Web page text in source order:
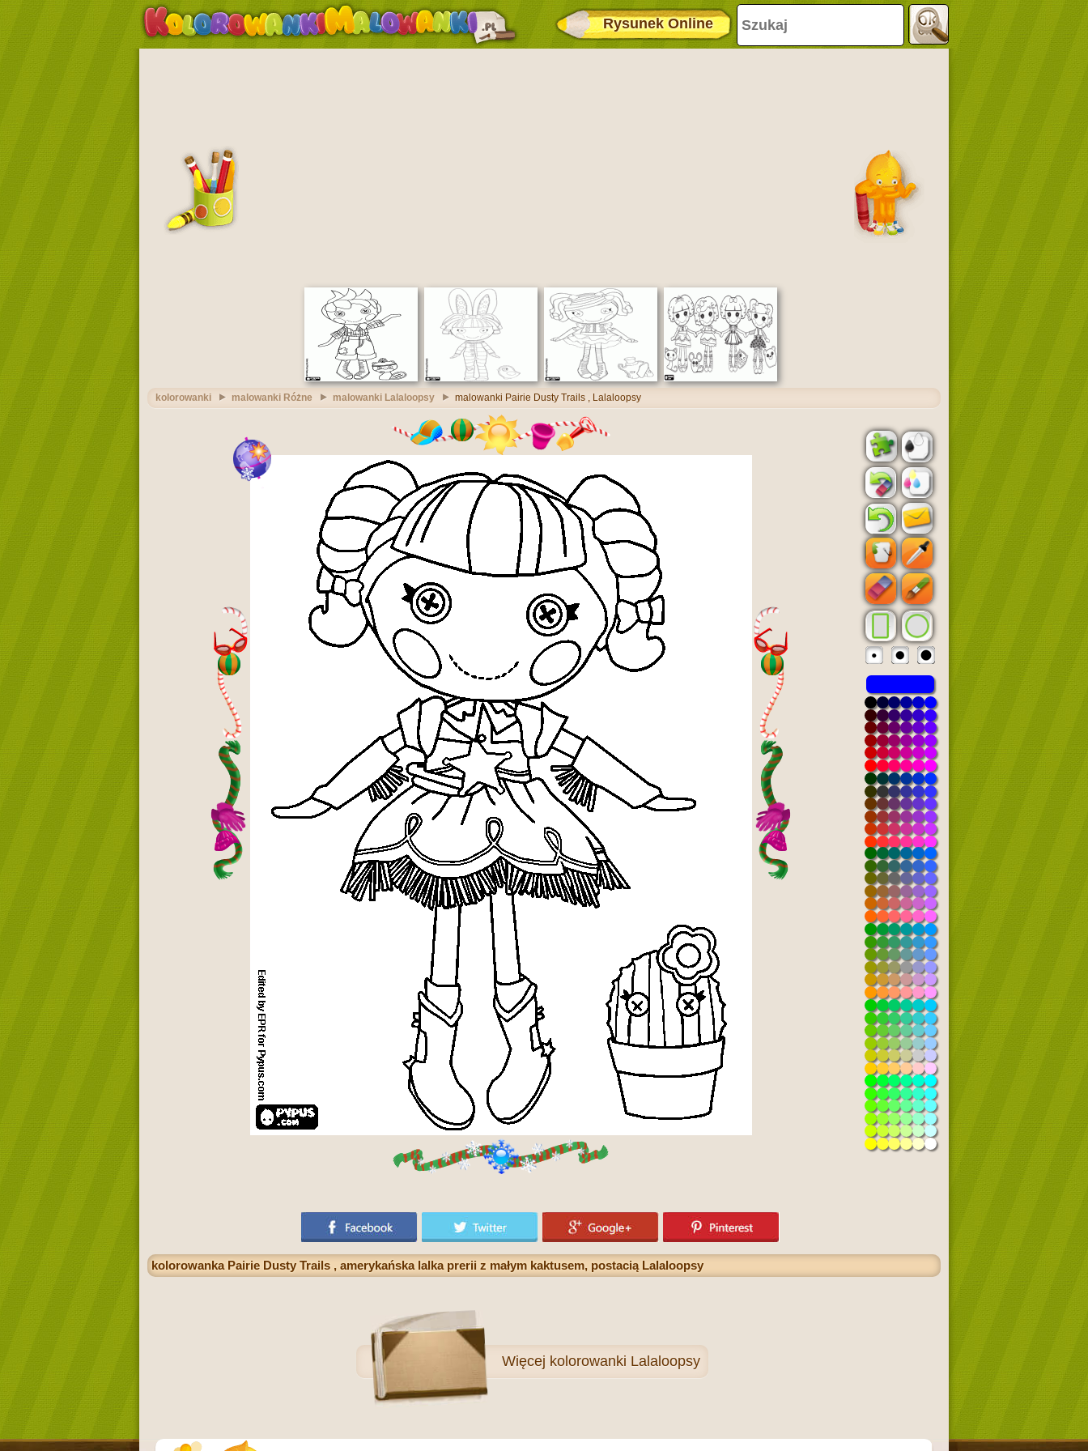
Rysunek Online
kolorowanki malowanki Różne malowanki Lalaloopsy malowanki Pairie Dusty Trails , Lalaloopsy
kolorowanka Pairie Dusty Trails , amerykańska lalka prerii z małym kaktusem, postacią Lalaloopsy
Więcej kolorowanki Lalaloopsy